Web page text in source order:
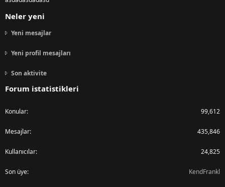
Neler yeni
Yeni mesajlar
Yeni profil mesajları
Son aktivite
Forum istatistikleri
Konular 99,612
Mesajlar 435,846
Kullanıcılar 24,825
Son üye KendFrankl